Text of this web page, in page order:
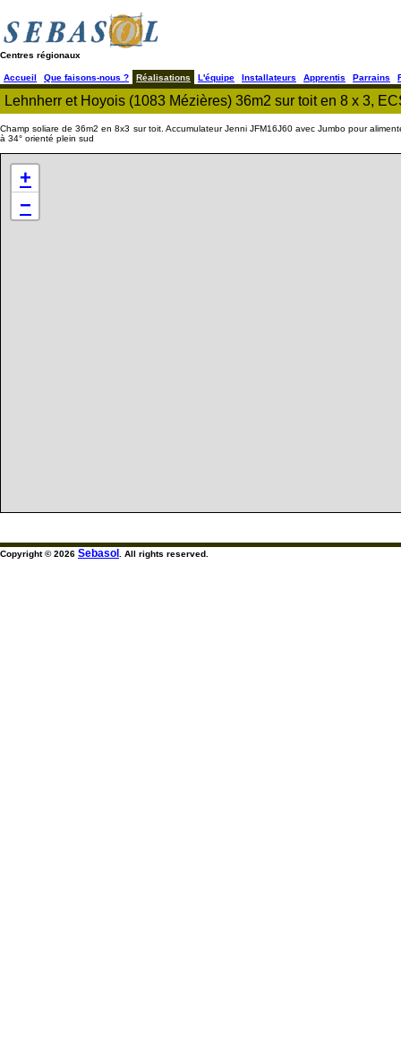
Centres régionaux
Accueil Que faisons-nous ? Réalisations L'équipe Installateurs Apprentis Parrains
Lehnherr et Hoyois (1083 Mézières) 36m2 sur toit en 8 x 3,
Champ soliare de 36m2 en 8x3 sur toit. Accumulateur Jenni JFM16J60 avec Jumbo pour
à 34° orienté plein sud
+
−
Copyright © 2026 Sebasol . All rights reserved.